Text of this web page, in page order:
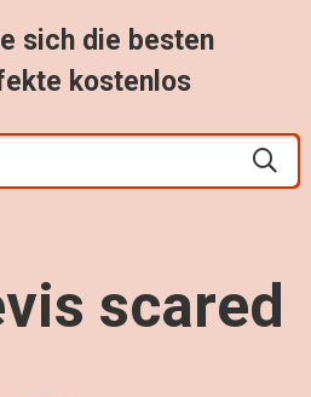
sich die besten
kostenlos
scared